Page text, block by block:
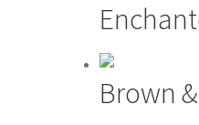
Brown